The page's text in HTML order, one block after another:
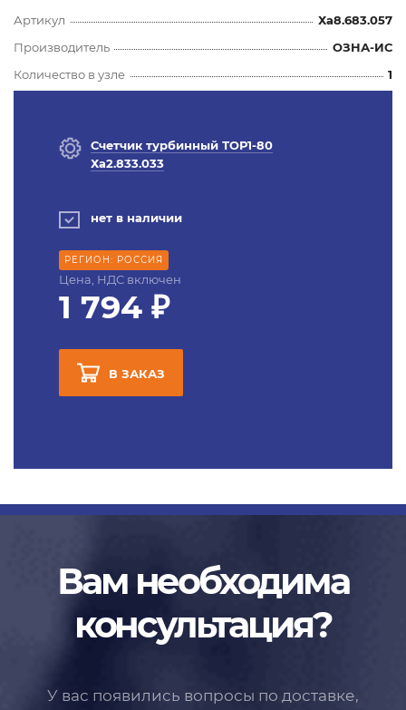
Артикул
Ха8.683.057
Производитель
ОЗНА-ИС
Количество в узле
1
Счетчик турбинный ТОР1-80
Ха2.833.033
нет в наличии
РЕГИОН: РОССИЯ
Цена, НДС включен
1 794 ₽
В ЗАКАЗ
Вам необходима
консультация?
У вас появились вопросы по доставке,